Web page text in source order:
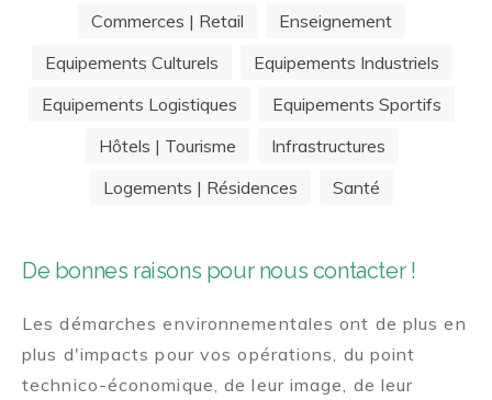
Commerces | Retail
Enseignement
Equipements Culturels
Equipements Industriels
Equipements Logistiques
Equipements Sportifs
Hôtels | Tourisme
Infrastructures
Logements | Résidences
Santé
De bonnes raisons pour nous contacter !
Les démarches environnementales ont de plus en
plus d'impacts pour vos opérations, du point
technico-économique, de leur image, de leur